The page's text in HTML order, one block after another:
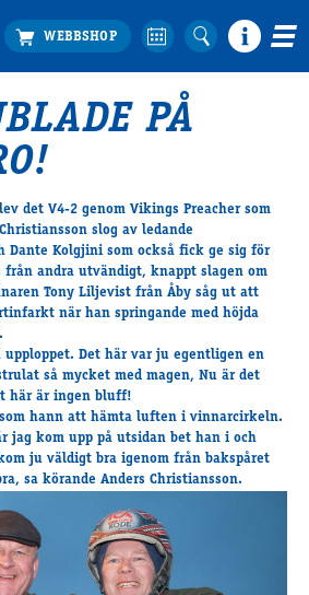
PÅ
det V4-2 genom Vikings Preachersom
slog av ledande
Dante Kolgjini som också fick ge sig för
från andra utvändigt, knappt slagen om
Tony Liljevist från Åby såg ut att
när han springande med höjda
upploppet. Det här var ju egentligen en
så mycket med magen, Nu är det
här är ingen bluff!
hann att hämta luften i vinnarcirkeln.
jag kom upp på utsidan bet han i och
ju väldigt bra igenom från bakspåret
sa körande Anders Christiansson.